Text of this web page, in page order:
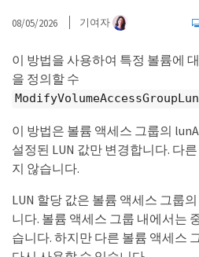
08/05/2026 기여자
이 방법을 사용하여 특정 볼륨에
을 정의할 수
이 방법은 볼륨 액세스 그룹의
설정된 LUN 값만 변경합니다. 다
지 않습니다.
LUN 할당 값은 볼륨 액세스 그룹
니다. 볼륨 액세스 그룹 내에서는
습니다. 하지만 다른 볼륨 액세스